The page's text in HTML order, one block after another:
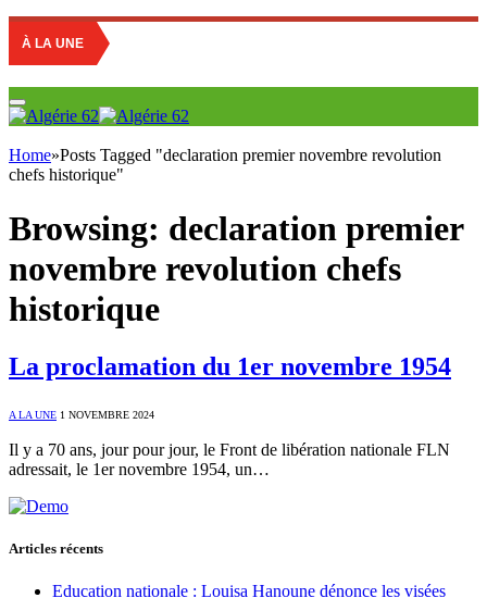
À LA UNE
Home»Posts Tagged "declaration premier novembre revolution
chefs historique"
Browsing: declaration premier
novembre revolution chefs
historique
La proclamation du 1er novembre 1954
A LA UNE 1 NOVEMBRE 2024
Il y a 70 ans, jour pour jour, le Front de libération nationale FLN
adressait, le 1er novembre 1954, un…
Articles récents
Education nationale : Louisa Hanoune dénonce les visées